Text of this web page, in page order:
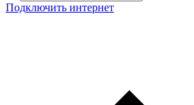
Подключить интернет